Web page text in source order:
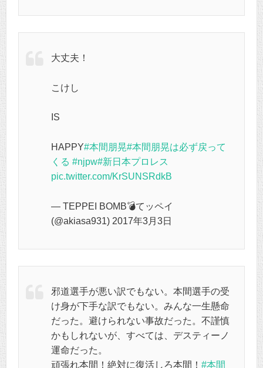
大丈夫！
こけし
IS
HAPPY#本間朋晃#本間朋晃は必ず戻って
くる #njpw#新日本プロレス
pic.twitter.com/KrSUNSRdkB
— TEPPEI BOMB💣てッペイ
(@akiasa931) 2017年3月3日
邪道選手が悪い訳でもない。本間選手の受
け身が下手な訳でもない。みんな一生懸命
だった。避けられない事故だった。不謹慎
かもしれないが、すべては、デスティーノ
運命だった。
頑張れ本間！絶対に復活しろ本間！ #本間